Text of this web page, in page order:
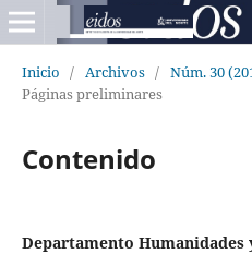
Inicio / Archivos / Núm. 30
Páginas preliminares
Contenido
Departamento Humanidades